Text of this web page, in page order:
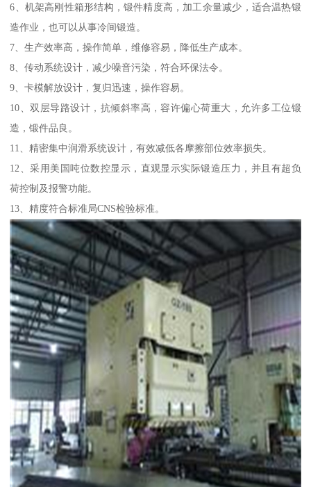
6、机架高刚性箱形结构，锻件精度高，加工余量减少，适合温热锻
造作业，也可以从事冷间锻造。
7、生产效率高，操作简单，维修容易，降低生产成本。
8、传动系统设计，减少噪音污染，符合环保法令。
9、卡模解放设计，复归迅速，操作容易。
10、双层导路设计，抗倾斜率高，容许偏心荷重大，允许多工位锻
造，锻件品良。
11、精密集中润滑系统设计，有效减低各摩擦部位效率损失。
12、采用美国吨位数控显示，直观显示实际锻造压力，并且有超负
荷控制及报警功能。
13、精度符合标准局CNS检验标准。